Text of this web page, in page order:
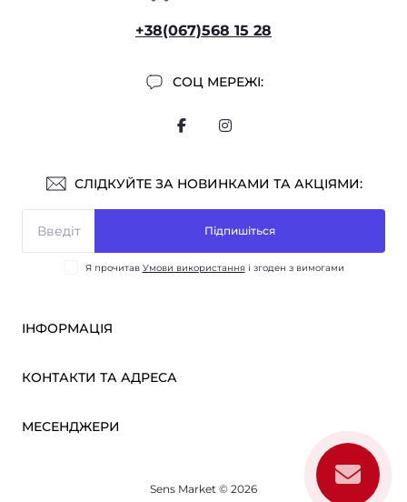
+38(067)568 15 28
СОЦ МЕРЕЖІ:
СЛІДКУЙТЕ ЗА НОВИНКАМИ ТА АКЦІЯМИ:
Підпишіться
Я прочитав Умови використання і згоден з вимогами
ІНФОРМАЦІЯ
ОПТ
Про нас
Повернення товару
КОНТАКТИ ТА АДРЕСА
МЕСЕНДЖЕРИ
Sens Market © 2026